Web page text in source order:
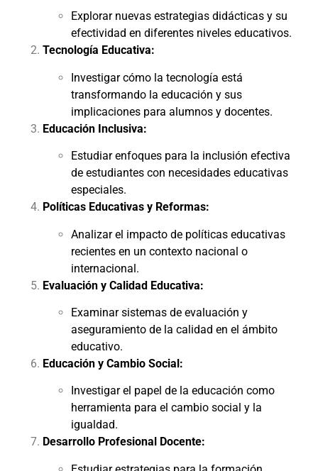
Explorar nuevas estrategias didácticas y su
efectividad en diferentes niveles educativos.
Tecnología Educativa:
Investigar cómo la tecnología está
transformando la educación y sus
implicaciones para alumnos y docentes.
Educación Inclusiva:
Estudiar enfoques para la inclusión efectiva
de estudiantes con necesidades educativas
especiales.
Políticas Educativas y Reformas:
Analizar el impacto de políticas educativas
recientes en un contexto nacional o
internacional.
Evaluación y Calidad Educativa:
Examinar sistemas de evaluación y
aseguramiento de la calidad en el ámbito
educativo.
Educación y Cambio Social:
Investigar el papel de la educación como
herramienta para el cambio social y la
igualdad.
Desarrollo Profesional Docente: